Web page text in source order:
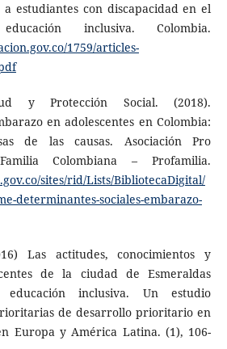
estudiantes con discapacidad en el
inclusiva. Colombia.
1759/articles-
y Protección Social. (2018).
en adolescentes en Colombia:
de las causas. Asociación Pro
Colombiana – Profamilia.
sites/rid/Lists/BibliotecaDigital/
determinantes-sociales-embarazo-
Las actitudes, conocimientos y
de la ciudad de Esmeraldas
inclusiva. Un estudio
de desarrollo prioritario en
Europa y América Latina. (1), 106-